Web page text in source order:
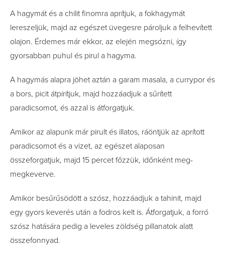
A hagymát és a chilit finomra aprítjuk, a fokhagymát
lereszeljük, majd az egészet üvegesre pároljuk a felhevített
olajon. Érdemes már ekkor, az elején megsózni, így
gyorsabban puhul és pirul a hagyma.
A hagymás alapra jöhet aztán a garam masala, a currypor és
a bors, picit átpirítjuk, majd hozzáadjuk a sűrített
paradicsomot, és azzal is átforgatjuk.
Amikor az alapunk már pirult és illatos, ráöntjük az aprított
paradicsomot és a vizet, az egészet alaposan
összeforgatjuk, majd 15 percet főzzük, időnként meg-
megkeverve.
Amikor besűrűsödött a szósz, hozzáadjuk a tahinit, majd
egy gyors keverés után a fodros kelt is. Átforgatjuk, a forró
szósz hatására pedig a leveles zöldség pillanatok alatt
összefonnyad.